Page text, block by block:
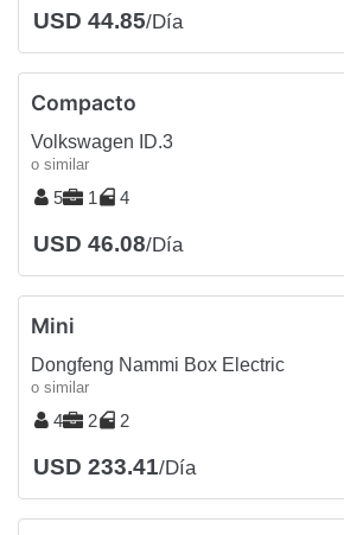
USD 44.85/Día
Compacto
Volkswagen ID.3
o similar
5 1 4
USD 46.08/Día
Mini
Dongfeng Nammi Box Electric
o similar
4 2 2
USD 233.41/Día